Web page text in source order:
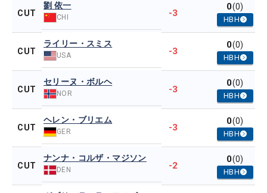
CUT
劉 依一
CHI -3
0(0)
HBH
CUT
ライリー・スミス
USA -3
0(0)
HBH
CUT
セリーヌ・ボルヘ
NOR -3
0(0)
HBH
CUT
ヘレン・ブリエム
GER -3
0(0)
HBH
CUT
ナンナ・コルザ・マジソン
DEN -2
0(0)
HBH